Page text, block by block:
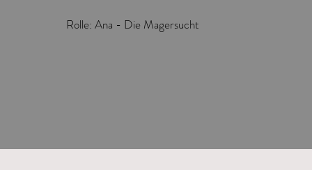
Rolle: Ana - Die Magersucht